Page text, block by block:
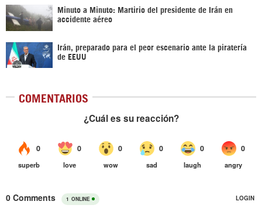
Minuto a Minuto: Martirio del presidente de Irán en
accidente aéreo
Irán, preparado para el peor escenario ante la piratería
de EEUU
COMENTARIOS